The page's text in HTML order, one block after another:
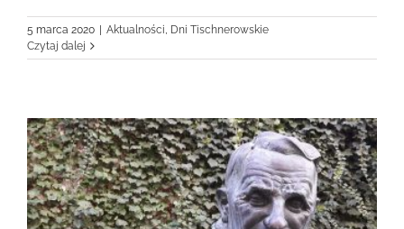
5 marca 2020 Aktualności, Dni Tischnerowskie
Czytaj dalej